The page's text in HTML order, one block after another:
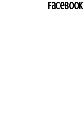
Facebook